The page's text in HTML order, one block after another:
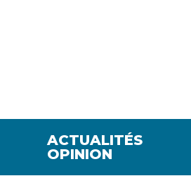
ACTUALITÉS
OPINION